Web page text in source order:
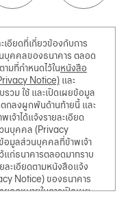
เอียดที่เกี่ยวข้องกับการ
บุคคลของธนาคาร ตลอด
มที่กำหนดไว้ในหนังสือ
Notice) และ
วม ใช้ และเปิดเผยข้อมูล
กลงผูกพันด้านท้ายนี้ และ
เจ้าได้แจ้งรายละเอียด
นบุคคล (Privacy
อมูลส่วนบุคคลที่ข้าพเจ้า
ก่ธนาคารตลอดมาทราบ
ละเอียดตามหนังสือแจ้ง
Notice) ของธนาคาร
กฎหมายในการเปิดเผย